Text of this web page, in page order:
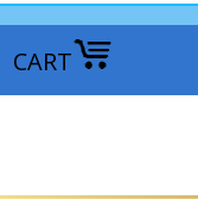
CART